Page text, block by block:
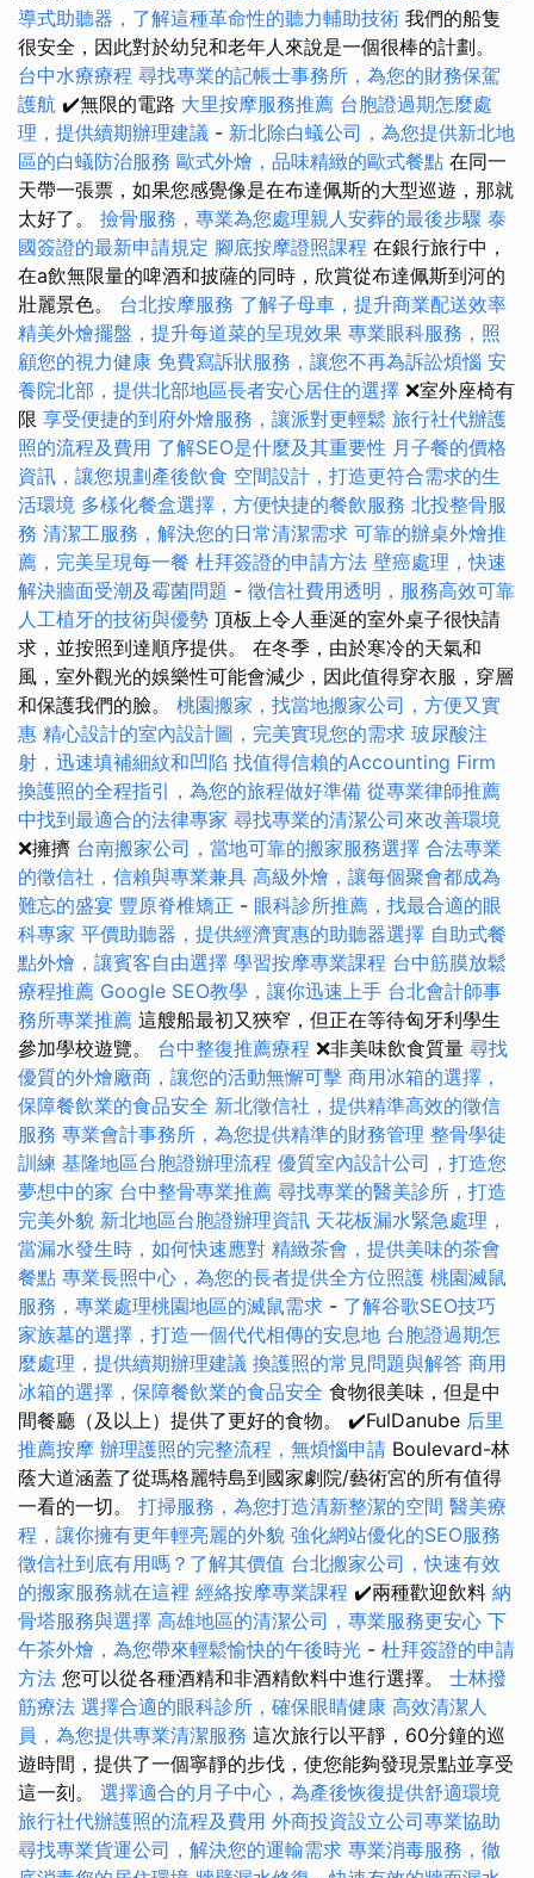
導式助聽器，了解這種革命性的聽力輔助技術 我們的船隻
很安全，因此對於幼兒和老年人來說是一個很棒的計劃。
台中水療療程 尋找專業的記帳士事務所，為您的財務保駕
護航 ✔️無限的電路 大里按摩服務推薦 台胞證過期怎麼處
理，提供續期辦理建議 - 新北除白蟻公司，為您提供新北地
區的白蟻防治服務 歐式外燴，品味精緻的歐式餐點 在同一
天帶一張票，如果您感覺像是在布達佩斯的大型巡遊，那就
太好了。 撿骨服務，專業為您處理親人安葬的最後步驟 泰
國簽證的最新申請規定 腳底按摩證照課程 在銀行旅行中，
在a飲無限量的啤酒和披薩的同時，欣賞從布達佩斯到河的
壯麗景色。 台北按摩服務 了解子母車，提升商業配送效率
精美外燴擺盤，提升每道菜的呈現效果 專業眼科服務，照
顧您的視力健康 免費寫訴狀服務，讓您不再為訴訟煩惱 安
養院北部，提供北部地區長者安心居住的選擇 ❌室外座椅有
限 享受便捷的到府外燴服務，讓派對更輕鬆 旅行社代辦護
照的流程及費用 了解SEO是什麼及其重要性 月子餐的價格
資訊，讓您規劃產後飲食 空間設計，打造更符合需求的生
活環境 多樣化餐盒選擇，方便快捷的餐飲服務 北投整骨服
務 清潔工服務，解決您的日常清潔需求 可靠的辦桌外燴推
薦，完美呈現每一餐 杜拜簽證的申請方法 壁癌處理，快速
解決牆面受潮及霉菌問題 - 徵信社費用透明，服務高效可靠
人工植牙的技術與優勢 頂板上令人垂涎的室外桌子很快請
求，並按照到達順序提供。 在冬季，由於寒冷的天氣和
風，室外觀光的娛樂性可能會減少，因此值得穿衣服，穿層
和保護我們的臉。 桃園搬家，找當地搬家公司，方便又實
惠 精心設計的室內設計圖，完美實現您的需求 玻尿酸注
射，迅速填補細紋和凹陷 找值得信賴的Accounting Firm
換護照的全程指引，為您的旅程做好準備 從專業律師推薦
中找到最適合的法律專家 尋找專業的清潔公司來改善環境
❌擁擠 台南搬家公司，當地可靠的搬家服務選擇 合法專業
的徵信社，信賴與專業兼具 高級外燴，讓每個聚會都成為
難忘的盛宴 豐原脊椎矯正 - 眼科診所推薦，找最合適的眼
科專家 平價助聽器，提供經濟實惠的助聽器選擇 自助式餐
點外燴，讓賓客自由選擇 學習按摩專業課程 台中筋膜放鬆
療程推薦 Google SEO教學，讓你迅速上手 台北會計師事
務所專業推薦 這艘船最初又狹窄，但正在等待匈牙利學生
參加學校遊覽。 台中整復推薦療程 ❌非美味飲食質量 尋找
優質的外燴廠商，讓您的活動無懈可擊 商用冰箱的選擇，
保障餐飲業的食品安全 新北徵信社，提供精準高效的徵信
服務 專業會計事務所，為您提供精準的財務管理 整骨學徒
訓練 基隆地區台胞證辦理流程 優質室內設計公司，打造您
夢想中的家 台中整骨專業推薦 尋找專業的醫美診所，打造
完美外貌 新北地區台胞證辦理資訊 天花板漏水緊急處理，
當漏水發生時，如何快速應對 精緻茶會，提供美味的茶會
餐點 專業長照中心，為您的長者提供全方位照護 桃園滅鼠
服務，專業處理桃園地區的滅鼠需求 - 了解谷歌SEO技巧
家族墓的選擇，打造一個代代相傳的安息地 台胞證過期怎
麼處理，提供續期辦理建議 換護照的常見問題與解答 商用
冰箱的選擇，保障餐飲業的食品安全 食物很美味，但是中
間餐廳（及以上）提供了更好的食物。 ✔️FulDanube 后里
推薦按摩 辦理護照的完整流程，無煩惱申請 Boulevard-林
蔭大道涵蓋了從瑪格麗特島到國家劇院/藝術宮的所有值得
一看的一切。 打掃服務，為您打造清新整潔的空間 醫美療
程，讓你擁有更年輕亮麗的外貌 強化網站優化的SEO服務
徵信社到底有用嗎？了解其價值 台北搬家公司，快速有效
的搬家服務就在這裡 經絡按摩專業課程 ✔️兩種歡迎飲料 納
骨塔服務與選擇 高雄地區的清潔公司，專業服務更安心 下
午茶外燴，為您帶來輕鬆愉快的午後時光 - 杜拜簽證的申請
方法 您可以從各種酒精和非酒精飲料中進行選擇。 士林撥
筋療法 選擇合適的眼科診所，確保眼睛健康 高效清潔人
員，為您提供專業清潔服務 這次旅行以平靜，60分鐘的巡
遊時間，提供了一個寧靜的步伐，使您能夠發現景點並享受
這一刻。 選擇適合的月子中心，為產後恢復提供舒適環境
旅行社代辦護照的流程及費用 外商投資設立公司專業協助
尋找專業貨運公司，解決您的運輸需求 專業消毒服務，徹